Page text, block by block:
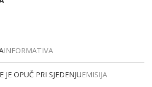
INFORMATIVA
JE OPUČ PRI SJEDENJUEMISIJA